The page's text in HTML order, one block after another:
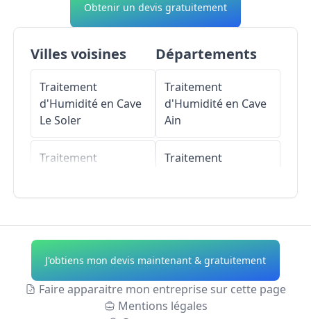
Obtenir un devis gratuitement
Villes voisines
Traitement
d'Humidité en Cave
Le Soler
Traitement
Traitement
Baho
Traitement
Départements
Traitement
d'Humidité en Cave
Ain
Traitement
Traitement
Allier
Traitement
J'obtiens mon devis maintenant & gratuitement
Faire apparaitre mon entreprise sur cette page
Mentions légales